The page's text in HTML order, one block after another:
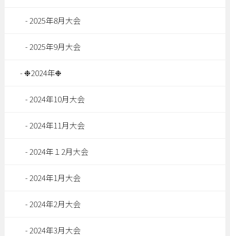
2025年8月大会
2025年9月大会
❉2024年❉
2024年10月大会
2024年11月大会
2024年１2月大会
2024年1月大会
2024年2月大会
2024年3月大会